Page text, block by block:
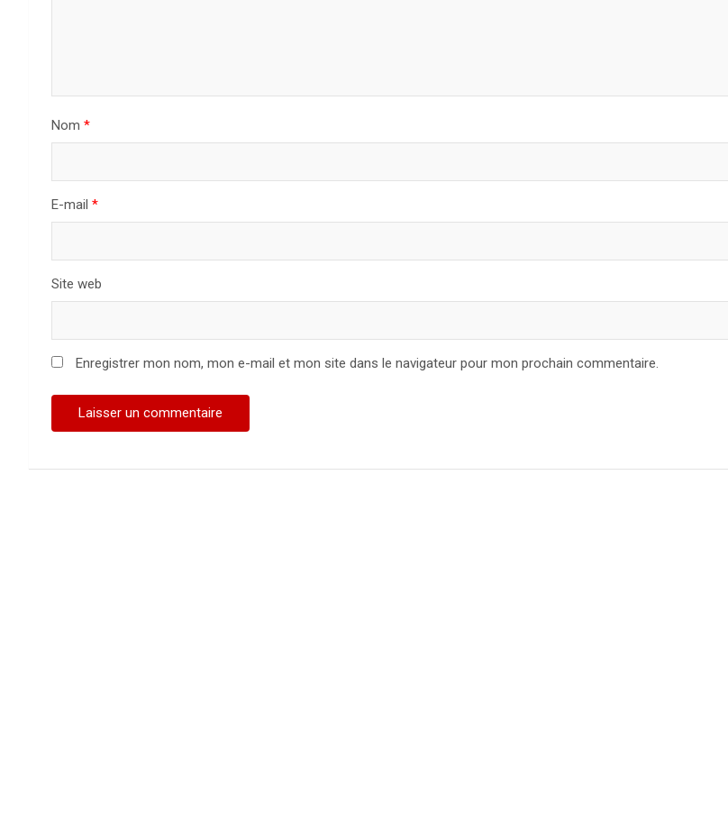
Nom *
E-mail *
Site web
Enregistrer mon nom, mon e-mail et mon site dans le navigateur pour mon prochain commentaire.